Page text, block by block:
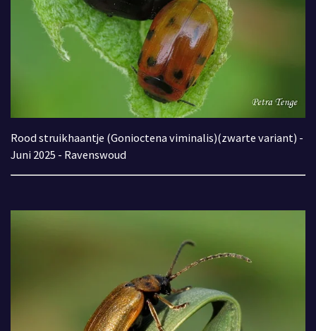
Rood struikhaantje (Gonioctena viminalis)(zwarte variant) -
Juni 2025 - Ravenswoud